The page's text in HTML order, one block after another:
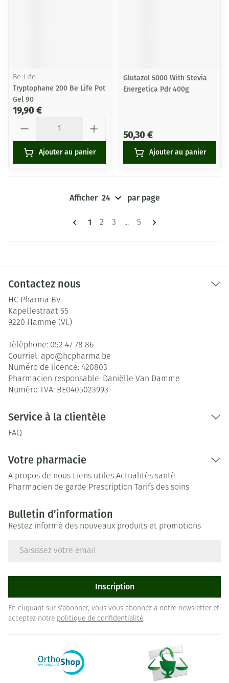
Be-Life
Tryptophane 200 Be Life Pot
Gel 90
19,90 €
Ajouter au panier
Glutazol 5000 With Stevia
Energetica Pdr 400g
50,30 €
Ajouter au panier
Pages
Vous lisez actuellement la page
1 Page
2 Page
3 ... Page
5
Afficher par page
Contactez nous
HC Pharma BV
Kapellestraat 55
9220 Hamme (Vl.)
Téléphone: 052 47 78 86
Courriel: apo@hcpharma.be
Numéro de licence: 420803
Pharmacien responsable: Daniëlle Van Damme
Numéro TVA: BE0405023993
Service à la clientèle
FAQ
Votre pharmacie
A propos de nous Liens utiles Actualités santé
Pharmacien de garde Prescription Tarifs des soins
Bulletin d’information
Restez informé des nouveaux produits et promotions
Inscription
En cliquant sur s'abonner, vous vous abonnez à notre newsletter et
acceptez notre politique de confidentialité.